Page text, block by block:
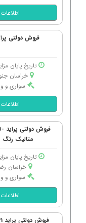
فروش دولتی
تاریخ پایان مزایده:
خراسان
سواری و
متالیک رنگ -
تاریخ پایان مزایده:
خراسان
سواری و